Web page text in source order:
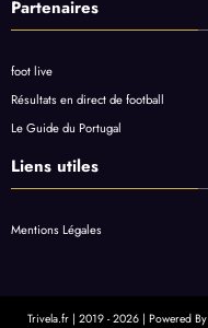
Partenaires
foot live
Résultats en direct de football
Le Guide du Portugal
Liens utiles
Mentions Légales
Trivela.fr | 2019 - 2026 | Powered By